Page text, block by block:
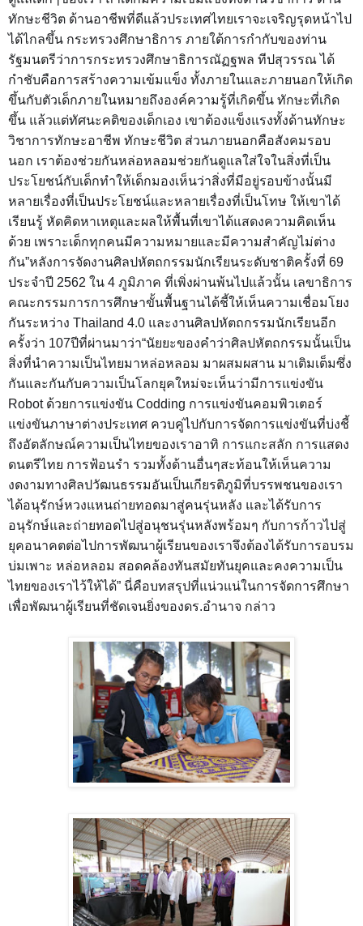
ทักษะชีวิต ด้านอาชีพที่ดีแล้วประเทศไทยเราจะเจริญรุดหน้าไป
ได้ไกลขึ้น กระทรวงศึกษาธิการ ภายใต้การกำกับของท่าน
รัฐมนตรีว่าการกระทรวงศึกษาธิการณัฏฐพล ทีปสุวรรณ ได้
กำชับคือการสร้างความเข้มแข็ง ทั้งภายในและภายนอกให้เกิด
ขึ้นกับตัวเด็กภายในหมายถึงองค์ความรู้ที่เกิดขึ้น ทักษะที่เกิด
ขึ้น แล้วแต่ทัศนะคติของเด็กเอง เขาต้องแข็งแรงทั้งด้านทักษะ
วิชาการทักษะอาชีพ ทักษะชีวิต ส่วนภายนอกคือสังคมรอบ
นอก เราต้องช่วยกันหล่อหลอมช่วยกันดูแลใส่ใจในสิ่งที่เป็น
ประโยชน์กับเด็กทำให้เด็กมองเห็นว่าสิ่งที่มีอยู่รอบข้างนั้นมี
หลายเรื่องที่เป็นประโยชน์และหลายเรื่องที่เป็นโทษ ให้เขาได้
เรียนรู้ หัดคิดหาเหตุและผลให้พื้นที่เขาได้แสดงความคิดเห็น
ด้วย เพราะเด็กทุกคนมีความหมายและมีความสำคัญไม่ต่าง
กัน”หลังการจัดงานศิลปหัตถกรรมนักเรียนระดับชาติครั้งที่ 69
ประจำปี 2562 ใน 4 ภูมิภาค ที่เพิ่งผ่านพ้นไปแล้วนั้น เลขาธิการ
คณะกรรมการการศึกษาขั้นพื้นฐานได้ชี้ให้เห็นความเชื่อมโยง
กันระหว่าง Thailand 4.0 และงานศิลปหัตถกรรมนักเรียนอีก
ครั้งว่า 107ปีที่ผ่านมาว่า“นัยยะของคำว่าศิลปหัตถกรรมนั้นเป็น
สิ่งที่นำความเป็นไทยมาหล่อหลอม มาผสมผสาน มาเติมเต็มซึ่ง
กันและกันกับความเป็นโลกยุคใหม่จะเห็นว่ามีการแข่งขัน
Robot ด้วยการแข่งขัน Codding การแข่งขันคอมพิวเตอร์
แข่งขันภาษาต่างประเทศ ควบคู่ไปกับการจัดการแข่งขันที่บ่งชี้
ถึงอัตลักษณ์ความเป็นไทยของเราอาทิ การแกะสลัก การแสดง
ดนตรีไทย การฟ้อนรำ รวมทั้งด้านอื่นๆสะท้อนให้เห็นความ
งดงามทางศิลปวัฒนธรรมอันเป็นเกียรติภูมิที่บรรพชนของเรา
ได้อนุรักษ์หวงแหนถ่ายทอดมาสู่คนรุ่นหลัง และได้รับการ
อนุรักษ์และถ่ายทอดไปสู่อนุชนรุ่นหลังพร้อมๆ กับการก้าวไปสู่
ยุคอนาคตต่อไปการพัฒนาผู้เรียนของเราจึงต้องได้รับการอบรม
บ่มเพาะ หล่อหลอม สอดคล้องทันสมัยทันยุคและคงความเป็น
ไทยของเราไว้ให้ได้” นี่คือบทสรุปที่แน่วแน่ในการจัดการศึกษา
เพื่อพัฒนาผู้เรียนที่ชัดเจนยิ่งของดร.อำนาจ กล่าว